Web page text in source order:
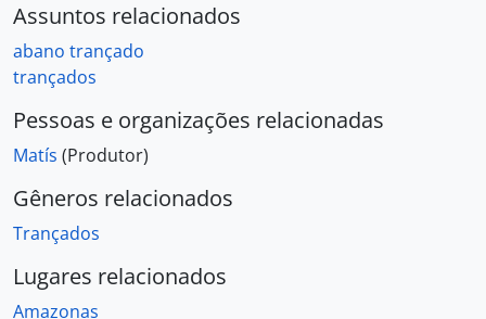
Assuntos relacionados
abano trançado
trançados
Pessoas e organizações relacionadas
Matís (Produtor)
Gêneros relacionados
Trançados
Lugares relacionados
Amazonas